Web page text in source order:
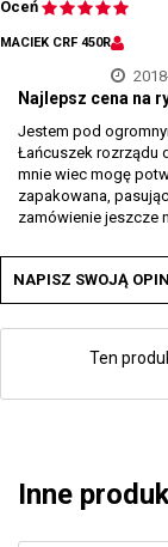
Oceń
MACIEK CRF 450R
Najlepsz cena na
Jestem pod
Łańcuszek rozrządu
mnie wiec mogę
zapakowana,
zamówienie jeszcze
NAPISZ SWOJĄ
Ten
Inne